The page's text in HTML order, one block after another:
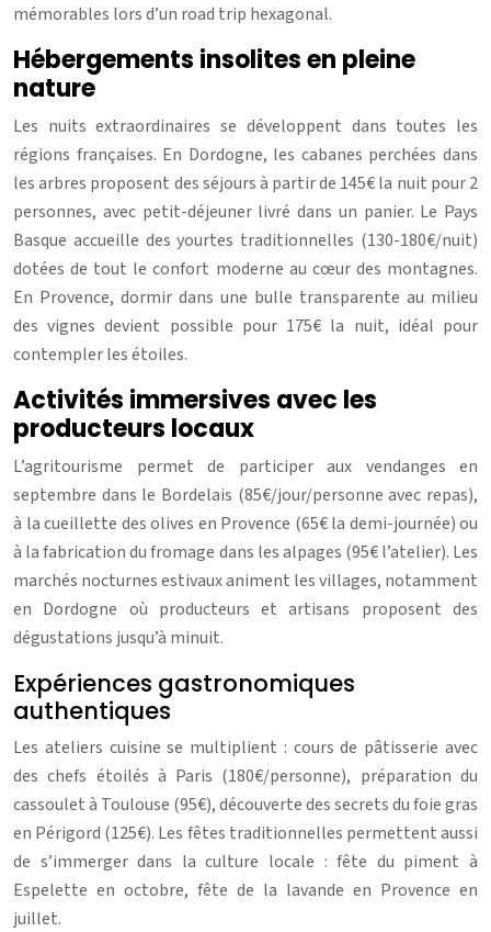
mémorables lors d’un road trip hexagonal.
Hébergements insolites en pleine
nature
Les nuits extraordinaires se développent dans toutes les
régions françaises. En Dordogne, les cabanes perchées dans
les arbres proposent des séjours à partir de 145€ la nuit pour 2
personnes, avec petit-déjeuner livré dans un panier. Le Pays
Basque accueille des yourtes traditionnelles (130-180€/nuit)
dotées de tout le confort moderne au cœur des montagnes.
En Provence, dormir dans une bulle transparente au milieu
des vignes devient possible pour 175€ la nuit, idéal pour
contempler les étoiles.
Activités immersives avec les
producteurs locaux
L’agritourisme permet de participer aux vendanges en
septembre dans le Bordelais (85€/jour/personne avec repas),
à la cueillette des olives en Provence (65€ la demi-journée) ou
à la fabrication du fromage dans les alpages (95€ l’atelier). Les
marchés nocturnes estivaux animent les villages, notamment
en Dordogne où producteurs et artisans proposent des
dégustations jusqu’à minuit.
Expériences gastronomiques
authentiques
Les ateliers cuisine se multiplient : cours de pâtisserie avec
des chefs étoilés à Paris (180€/personne), préparation du
cassoulet à Toulouse (95€), découverte des secrets du foie gras
en Périgord (125€). Les fêtes traditionnelles permettent aussi
de s’immerger dans la culture locale : fête du piment à
Espelette en octobre, fête de la lavande en Provence en
juillet.